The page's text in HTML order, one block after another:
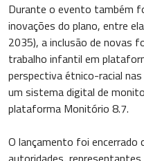
Durante o evento também
inovações do plano, entre
2035), a inclusão de novas
trabalho infantil em
perspectiva étnico-racial
um sistema digital de
plataforma Monitório 8.7.
O lançamento foi encerrado